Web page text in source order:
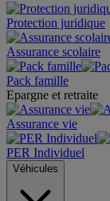
Protection juridique
Assurance scolaire
Pack famille
Epargne et retraite
Assurance vie
PER Individuel
Véhicules